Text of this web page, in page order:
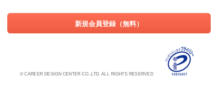
新規会員登録（無料）
© CAREER DESIGN CENTER CO.,LTD. ALL RIGHTS RESERVED